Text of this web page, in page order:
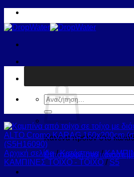
Μετάβαση
περιεχόμενο
Κανένα προϊόν στο
Επιστροφή στο
Αναζήτηση
για:
Αρχική σελίδα / Κατάστημα /
ΚΑΜΠΙΝΕΣ ΤΟΙΧΟ - ΤΟΙΧΟ / S5